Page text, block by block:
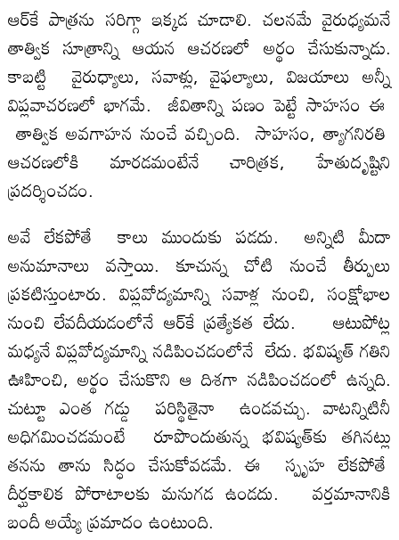
ఆర్‌కే పాత్రను సరిగ్గా ఇక్కడ చూడాలి. చలనమే వైరుధ్యమనే
తాత్విక సూత్రాన్ని ఆయ‌న ఆచరణలో అర్థం చేసుకున్నాడు.
కాబ‌ట్టి వైరుధ్యాలు, స‌వాళ్లు, వైఫ‌ల్యాలు, విజ‌యాలు అన్నీ
విప్ల‌వాచ‌ర‌ణ‌లో భాగ‌మే. జీవితాన్ని ప‌ణం పెట్టే సాహ‌సం ఈ
తాత్విక అవ‌గాహ‌న నుంచే వ‌చ్చింది. సాహసం, త్యాగనిరతి
ఆచరణలోకి మారడమంటేనే చారిత్రక, హేతుదృష్టిని
ప్ర‌ద‌ర్శించ‌డం.
అవే లేకపోతే కాలు ముందుకు ప‌డ‌దు. అన్నిటి మీదా
అనుమానాలు వ‌స్తాయి. కూచున్న చోటి నుంచే తీర్పులు
ప్ర‌క‌టిస్తుంటారు. విప్ల‌వోద్య‌మాన్ని సవాళ్ల నుంచి, సంక్షోభాల
నుంచి లేవదీయడంలోనే ఆర్‌కే ప్రత్యేకత లేదు. ఆటుపోట్ల
మ‌ధ్య‌నే విప్ల‌వోద్య‌మాన్ని న‌డిపించ‌డంలోనే లేదు. భవిష్యత్‌ గతిని
ఊహించి, అర్థం చేసుకొని ఆ దిశగా నడిపించడంలో ఉన్నది.
చుట్టూ ఎంత గ‌డ్డు పరిస్థితైనా ఉండవచ్చు. వాటన్నిటినీ
అధిగమించ‌డ‌మంటే రూపొందుతున్న భవిష్యత్‌కు తగినట్లు
తనను తాను సిద్ధం చేసుకోవ‌డ‌మే. ఈ స్పృహ లేకపోతే
దీర్ఘకాలిక పోరాటాలకు మనుగడ ఉండదు. వర్తమానానికి
బందీ అయ్యే ప్రమాదం ఉంటుంది.